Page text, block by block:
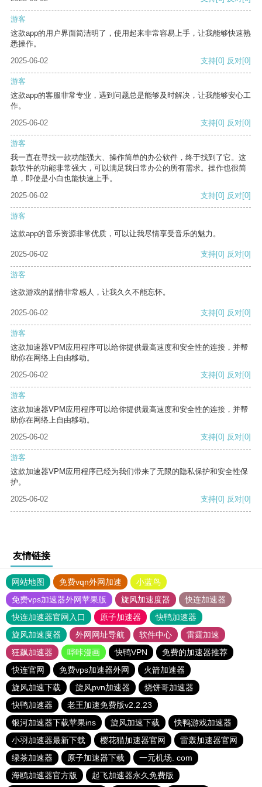
游客
这款app的用户界面简洁明了，使用起来非常容易上手，让我能够快速熟
悉操作。
2025-06-02
支持[0] 反对[0]
游客
这款app的客服非常专业，遇到问题总是能够及时解决，让我能够安心工
作。
2025-06-02
支持[0] 反对[0]
游客
我一直在寻找一款功能强大、操作简单的办公软件，终于找到了它。这
款软件的功能非常强大，可以满足我日常办公的所有需求。操作也很简
单，即使是小白也能快速上手。
2025-06-02
支持[0] 反对[0]
游客
这款app的音乐资源非常优质，可以让我尽情享受音乐的魅力。
2025-06-02 支持[0] 反对[0]
游客
这款游戏的剧情非常感人，让我久久不能忘怀。
2025-06-02 支持[0] 反对[0]
游客
这款加速器VPM应用程序可以给你提供最高速度和安全性的连接，并帮
助你在网络上自由移动。
2025-06-02
支持[0] 反对[0]
游客
这款加速器VPM应用程序可以给你提供最高速度和安全性的连接，并帮
助你在网络上自由移动。
2025-06-02
支持[0] 反对[0]
游客
这款加速器VPM应用程序已经为我们带来了无限的隐私保护和安全性保
护。
2025-06-02
支持[0] 反对[0]
友情链接
网站地图 免费vqn外网加速
小蓝鸟
免费vps加速器外网苹果版
旋风加速度器
快连加速器
快连加速器官网入口
原子加速器
快鸭加速器
旋风加速度器
外网网址导航 软件中心
雷霆加速
狂飙加速器
哔咔漫画 快鸭VPN
免费的加速器推荐
快连官网
免费vps加速器外网
火箭加速器
旋风加速下载
旋风pvn加速器
烧饼哥加速器
快鸭加速器
老王加速免费版v2.2.23
银河加速器下载苹果ins
旋风加速下载
快鸭游戏加速器
小羽加速器最新下载
樱花猫加速器官网
雷轰加速器官网
绿茶加速器
原子加速器下载
一元机场. com
海鸥加速器官方版
起飞加速器永久免费版